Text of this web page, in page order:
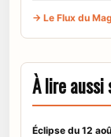
→ Le Flux du
À lire aussi
Éclipse du 12